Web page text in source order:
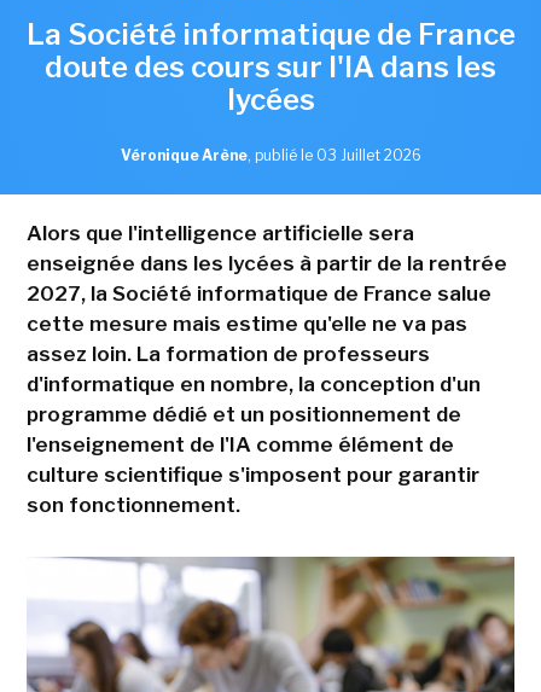
La Société informatique de France
doute des cours sur l'IA dans les
lycées
Véronique Arène, publié le 03 Juillet 2026
Alors que l'intelligence artificielle sera
enseignée dans les lycées à partir de la rentrée
2027, la Société informatique de France salue
cette mesure mais estime qu'elle ne va pas
assez loin. La formation de professeurs
d'informatique en nombre, la conception d'un
programme dédié et un positionnement de
l'enseignement de l'IA comme élément de
culture scientifique s'imposent pour garantir
son fonctionnement.